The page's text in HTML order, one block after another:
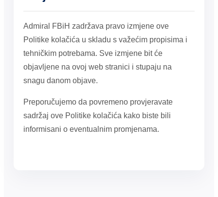
Admiral FBiH zadržava pravo izmjene ove
Politike kolačića u skladu s važećim propisima i
tehničkim potrebama. Sve izmjene bit će
objavljene na ovoj web stranici i stupaju na
snagu danom objave.
Preporučujemo da povremeno provjeravate
sadržaj ove Politike kolačića kako biste bili
informisani o eventualnim promjenama.